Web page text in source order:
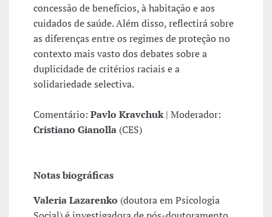
concessão de benefícios, à habitação e aos
cuidados de saúde. Além disso, reflectirá sobre
as diferenças entre os regimes de proteção no
contexto mais vasto dos debates sobre a
duplicidade de critérios raciais e a
solidariedade selectiva.
Comentário: Pavlo Kravchuk| Moderador:
Cristiano Gianolla (CES)
Notas biográficas
Valeria Lazarenko (doutora em Psicologia